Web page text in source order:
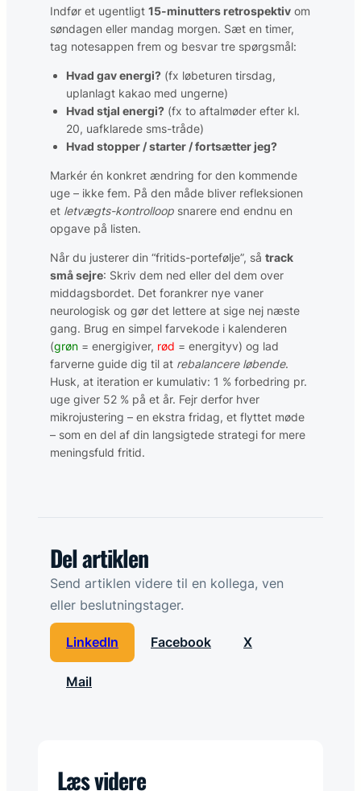
Indfør et ugentligt 15-minutters retrospektiv om
søndagen eller mandag morgen. Sæt en timer,
tag notesappen frem og besvar tre spørgsmål:
Hvad gav energi? (fx løbeturen tirsdag,
uplanlagt kakao med ungerne)
Hvad stjal energi? (fx to aftalmøder efter kl.
20, uafklarede sms-tråde)
Hvad stopper / starter / fortsætter jeg?
Markér én konkret ændring for den kommende
uge – ikke fem. På den måde bliver refleksionen
et letvægts-kontrolloop snarere end endnu en
opgave på listen.
Når du justerer din “fritids-portefølje”, så track
små sejre: Skriv dem ned eller del dem over
middagsbordet. Det forankrer nye vaner
neurologisk og gør det lettere at sige nej næste
gang. Brug en simpel farvekode i kalenderen
(grøn = energigiver, rød = energityv) og lad
farverne guide dig til at rebalancere løbende.
Husk, at iteration er kumulativ: 1 % forbedring pr.
uge giver 52 % på et år. Fejr derfor hver
mikrojustering – en ekstra fridag, et flyttet møde
– som en del af din langsigtede strategi for mere
meningsfuld fritid.
Del artiklen
Send artiklen videre til en kollega, ven
eller beslutningstager.
LinkedIn Facebook X
Mail
Læs videre